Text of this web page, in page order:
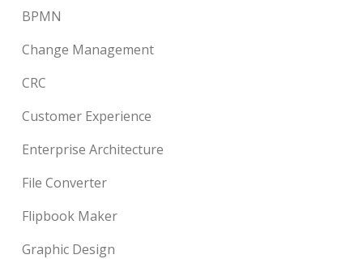
BPMN
Change Management
CRC
Customer Experience
Enterprise Architecture
File Converter
Flipbook Maker
Graphic Design